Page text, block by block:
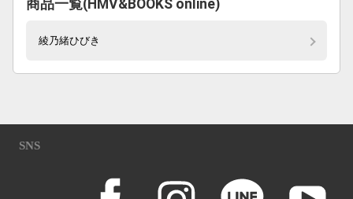
商品一覧(HMV&BOOKS online)
綾乃緒ひびき
SNS